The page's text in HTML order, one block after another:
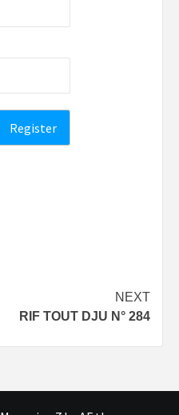
NEXT
RIF TOUT DJU N° 284